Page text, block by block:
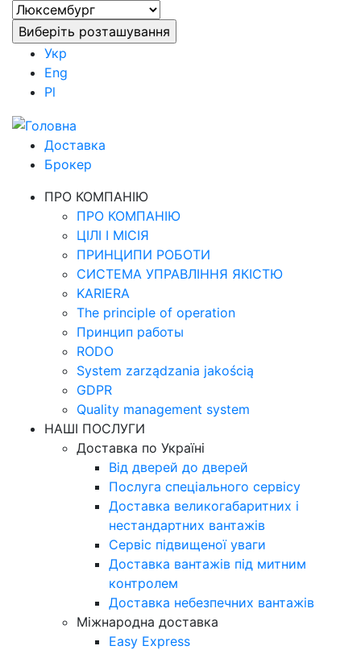
Укр
Eng
Pl
Доставка
Брокер
ПРО КОМПАНІЮ
ПРО КОМПАНІЮ
ЦІЛІ І МІСІЯ
ПРИНЦИПИ РОБОТИ
СИСТЕМА УПРАВЛІННЯ ЯКІСТЮ
KARIERA
The principle of operation
Принцип работы
RODO
System zarządzania jakością
GDPR
Quality management system
НАШІ ПОСЛУГИ
Доставка по Україні
Від дверей до дверей
Послуга спеціального сервісу
Доставка великогабаритних і
нестандартних вантажів
Сервіс підвищеної уваги
Доставка вантажів під митним
контролем
Доставка небезпечних вантажів
Міжнародна доставка
Easy Express